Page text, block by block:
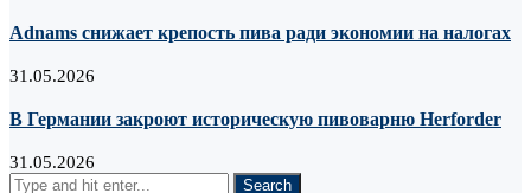
Adnams снижает крепость пива ради экономии на налогах
31.05.2026
В Германии закроют историческую пивоварню Herforder
31.05.2026